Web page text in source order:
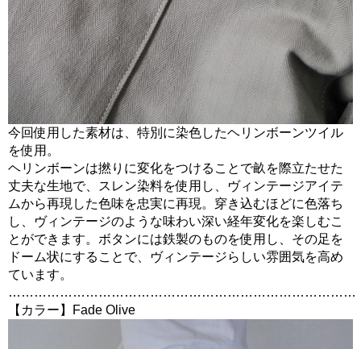
今回使用した素材は、特別に染色したヘリンボーンツイル
を使用。
ヘリンボーンは撚りに変化をつけることで畝を際立たせた
丈夫な生地で、スレン染料を使用し、ヴィンテージアイテ
ムから再現した色味を忠実に再現。穿き込むほどに色落ち
し、ヴィンテージのような味わい深い経年変化を楽しむこ
とができます。ボタンには鉄製のものを使用し、その足を
ドーム状にすることで、ヴィンテージらしい雰囲気を高め
ています。
………………………………………………………………………
【カラー】Fade Olive